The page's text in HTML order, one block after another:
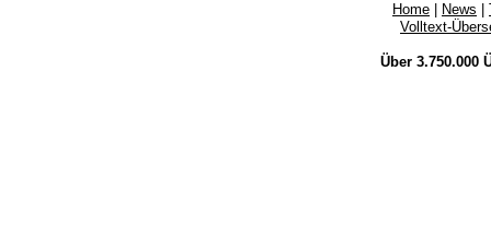
Home News
Volltext-
Über 3.750.000